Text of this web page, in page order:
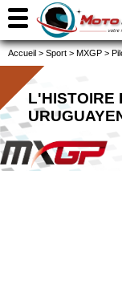
Accueil > Sport > MXGP >
L'HISTOIRE